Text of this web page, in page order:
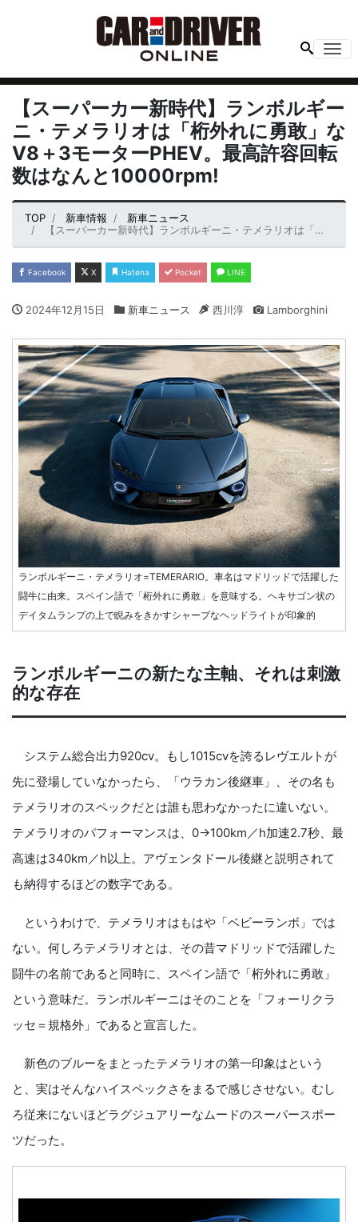
【スーパーカー新時代】ランボルギー
ニ・テメラリオは「桁外れに勇敢」な
V8＋3モーターPHEV。最高許容回転
数はなんと10000rpm!
TOP 新車情報
新車ニュース
【スーパーカー新時代】ランボルギーニ・テメラリオは「桁外れに勇敢」なV8＋3モーターPHEV。最高許容回転数はなんと10000rpm!
Facebook X Hatena Pocket LINE
2024年12月15日 新車ニュース 西川淳 Lamborghini
ランボルギーニ・テメラリオ=TEMERARIO。車名はマドリッドで活躍した
闘牛に由来。スペイン語で「桁外れに勇敢」を意味する。ヘキサゴン状の
デイタムランプの上で睨みをきかすシャープなヘッドライトが印象的
ランボルギーニの新たな主軸、それは刺激
的な存在
システム総合出力920cv。もし1015cvを誇るレヴエルトが
先に登場していなかったら、「ウラカン後継車」、その名も
テメラリオのスペックだとは誰も思わなかったに違いない。
テメラリオのパフォーマンスは、0→100km／h加速2.7秒、最
高速は340km／h以上。アヴェンタドール後継と説明されて
も納得するほどの数字である。
というわけで、テメラリオはもはや「ベビーランボ」では
ない。何しろテメラリオとは、その昔マドリッドで活躍した
闘牛の名前であると同時に、スペイン語で「桁外れに勇敢」
という意味だ。ランボルギーニはそのことを「フォーリクラ
ッセ＝規格外」であると宣言した。
新色のブルーをまとったテメラリオの第一印象はという
と、実はそんなハイスペックさをまるで感じさせない。むし
ろ従来にないほどラグジュアリーなムードのスーパースポー
ツだった。